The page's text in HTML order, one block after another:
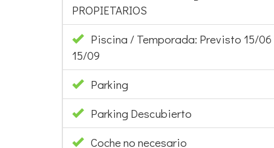
Piscina / Temporada: Previsto 15/06 a
15/09
Parking
Parking Descubierto
Coche no necesario